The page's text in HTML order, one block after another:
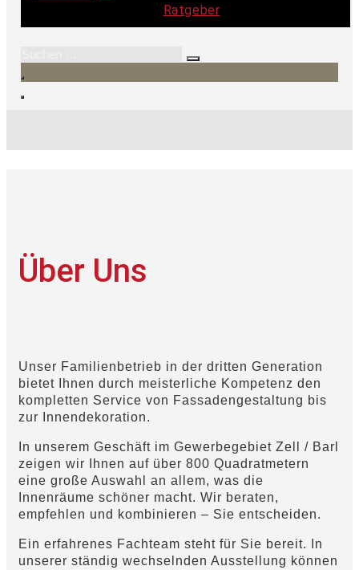
Ratgeber
Über Uns
Unser Familienbetrieb in der dritten Generation
bietet Ihnen durch meisterliche Kompetenz den
kompletten Service von Fassadengestaltung bis
zur Innendekoration.
In unserem Geschäft im Gewerbegebiet Zell / Barl
zeigen wir Ihnen auf über 800 Quadratmetern
eine große Auswahl an allem, was die
Innenräume schöner macht. Wir beraten,
empfehlen und kombinieren – Sie entscheiden.
Ein erfahrenes Fachteam steht für Sie bereit. In
unserer ständig wechselnden Ausstellung können